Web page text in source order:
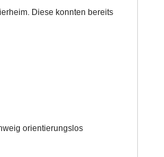
Diese konnten bereits
orientierungslos